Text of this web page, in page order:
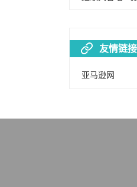
友情链接
亚马逊网